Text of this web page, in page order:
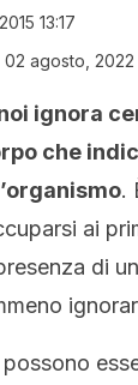
13:17
02 agosto, 2022
ignora
che
.
ai
di